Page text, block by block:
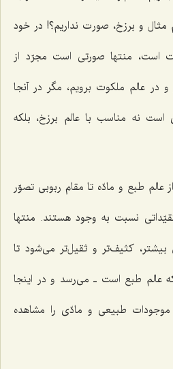
مثال و برزخ، صورت نداریم؟! در خود
است، منتها صورتی است مجرّد از
در عالم ملکوت برویم، مگر در آنجا
نه مناسب با عالم برزخ، بلکه
عالم طبع و مادّه تا مقام ربوبی تصوّر
نسبت به وجود هستند. منتها
کثیف‌تر و ثقیل‌تر می‌شود تا
عالم طبع است ـ می‌رسد و در اینجا
طبیعی و مادّی را مشاهده